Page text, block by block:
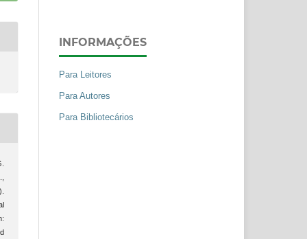
INFORMAÇÕES
Para Leitores
Para Autores
Para Bibliotecários